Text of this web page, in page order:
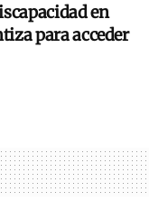
en
para acceder